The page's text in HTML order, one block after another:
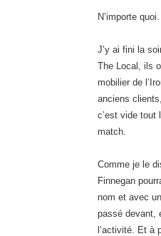
N’importe quoi.
J’y ai fini la
The Local, ils
mobilier de
anciens
c’est vide tout
match.
Comme je le
Finnegan
nom et avec
passé devant,
l’activité. Et à